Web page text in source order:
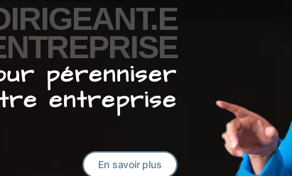
pérenniser
entreprise
En savoir plus